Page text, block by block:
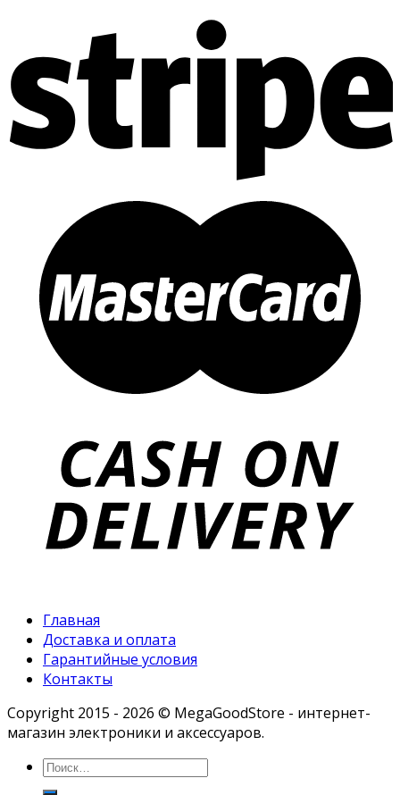
Главная
Доставка и оплата
Гарантийные условия
Контакты
Copyright 2015 - 2026 © MegaGoodStore - интернет-
магазин электроники и аксессуаров.